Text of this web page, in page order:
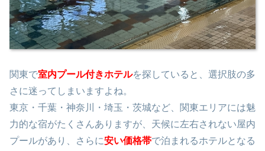
関東で室内プール付きホテルを探していると、選択肢の多
さに迷ってしまいますよね。
東京・千葉・神奈川・埼玉・茨城など、関東エリアには魅
力的な宿がたくさんありますが、天候に左右されない屋内
プールがあり、さらに安い価格帯で泊まれるホテルとなる